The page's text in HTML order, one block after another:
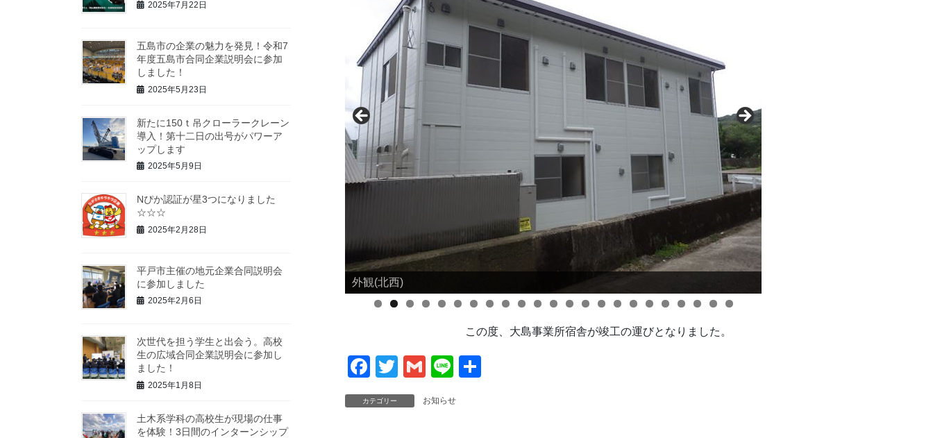
外観(北西)
外観(南東)
この度、大島事業所宿舎が竣工の運びとなりました。
F
a
c
T
wi
tt
G
ail
Li
e
カテゴリー お知らせ
2025年7月22日
五島市の企業の魅力を発見！令和7
年度五島市合同企業説明会に参加
しました！
2025年5月23日
新たに150ｔ吊クローラークレーン
導入！第十二日の出号がパワーア
ップします
2025年5月9日
Nぴか認証が星3つになりました
☆☆☆
2025年2月28日
平戸市主催の地元企業合同説明会
に参加しました
2025年2月6日
次世代を担う学生と出会う。高校
生の広域合同企業説明会に参加し
ました！
2025年1月8日
土木系学科の高校生が現場の仕事
を体験！3日間のインターンシップ